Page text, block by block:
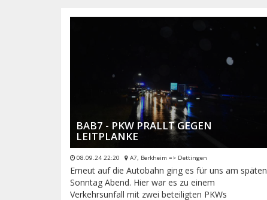
BAB7 - PKW PRALLT GEGEN
LEITPLANKE
08.09.24 22:20 A7, Berkheim => Dettingen
Erneut auf die Autobahn ging es für uns am späten
Sonntag Abend. Hier war es zu einem
Verkehrsunfall mit zwei beteiligten PKWs